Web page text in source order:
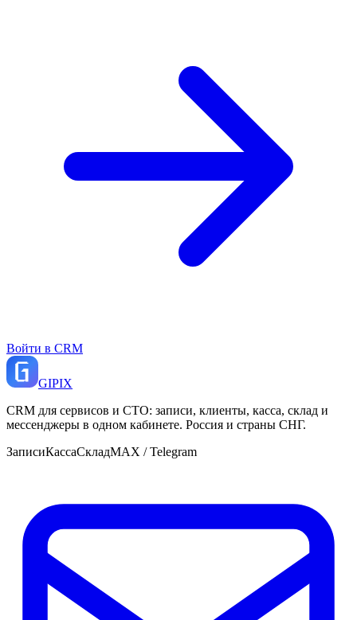
Войти в CRM
GIPIX
CRM для сервисов и СТО: записи, клиенты, касса, склад и
мессенджеры в одном кабинете. Россия и страны СНГ.
ЗаписиКассаСкладMAX / Telegram